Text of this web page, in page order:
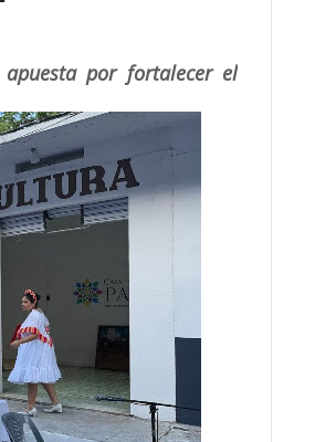
por fortalecer el